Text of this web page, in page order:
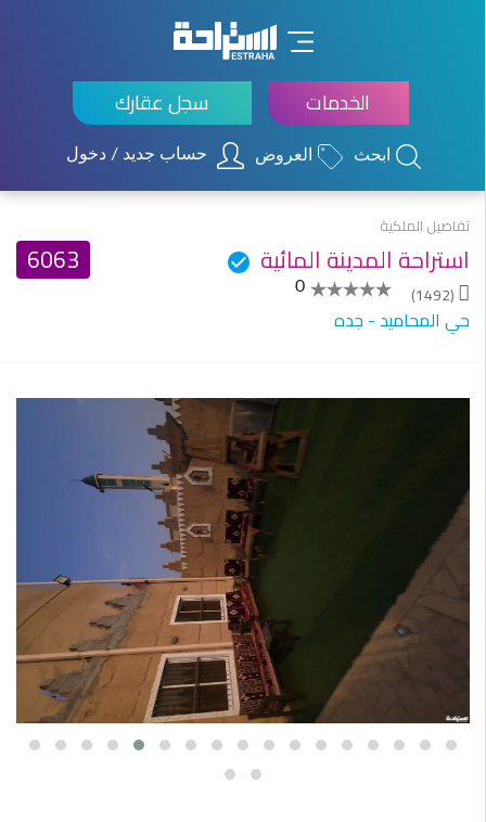
سجل عقارك الخدمات
العروض ابحث
تفاصيل الملكية
استراحة المدينة المائية 6063
(1492)
0
حي المحاميد - جده